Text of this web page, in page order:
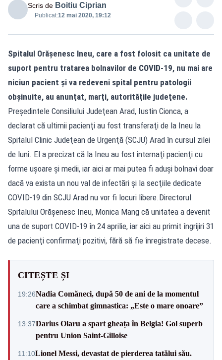
Scris de Boitiu Ciprian
Publicat:12 mai 2020, 19:12
Spitalul Orăşenesc Ineu, care a fost folosit ca unitate de
suport pentru tratarea bolnavilor de COVID-19, nu mai are
niciun pacient şi va redeveni spital pentru patologii
obşinuite, au anunţat, marţi, autorităţile judeţene.
Preşedintele Consiliului Judeţean Arad, Iustin Cionca, a
declarat că ultimii pacienţi au fost transferaţi de la Ineu la
Spitalul Clinic Judeţean de Urgenţă (SCJU) Arad în cursul zilei
de luni. El a precizat că la Ineu au fost internaţi pacienţi cu
forme uşoare şi medii, iar aici ar mai putea fi aduşi bolnavi doar
dacă va exista un nou val de infectări şi la secţiile dedicate
COVID-19 din SCJU Arad nu vor fi locuri libere.Directorul
Spitalului Orăşenesc Ineu, Monica Mang că unitatea a devenit
una de suport COVID-19 în 24 aprilie, iar aici au primit îngrijiri 31
de pacienţi confirmaţi pozitivi, fără să fie înregistrate decese.
CITEȘTE ȘI
19:26Nadia Comăneci, după 50 de ani de la momentul
care a schimbat gimnastica: „Este o mare onoare”
13:37Darius Olaru a spart gheața în Belgia! Gol superb
pentru Union Saint-Gilloise
11:10Lionel Messi, devastat de pierderea tatălui său.